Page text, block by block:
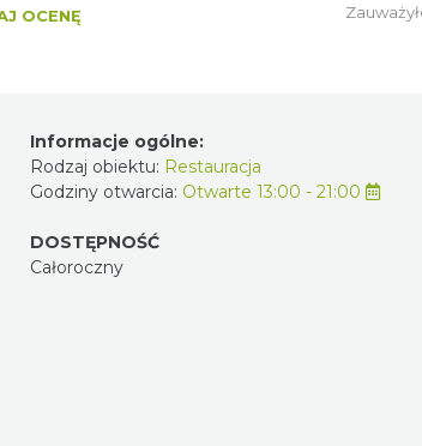
OCENĘ
Informacje ogólne:
Rodzaj obiektu: Restauracja
Godziny otwarcia: Otwarte 13:00 - 21:00
DOSTĘPNOŚĆ
Całoroczny